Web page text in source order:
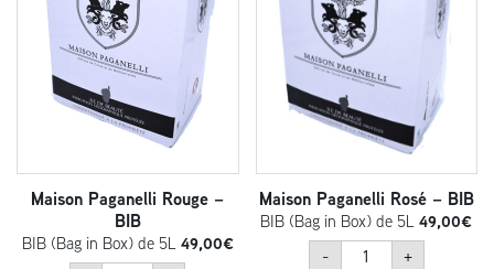
Maison Paganelli Rouge –
BIB
BIB (Bag in Box) de 5L 49,00€
Maison Paganelli Rosé – BIB
BIB (Bag in Box) de 5L 49,00€
- +